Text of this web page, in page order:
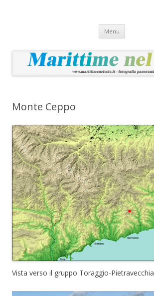
Menu Vai
contenuto
Monte Ceppo
Vista verso il gruppo Toraggio-Pietravecchia